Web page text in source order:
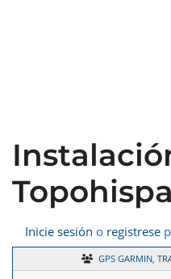
Inicie sesión o registrese
GPS GARMIN,